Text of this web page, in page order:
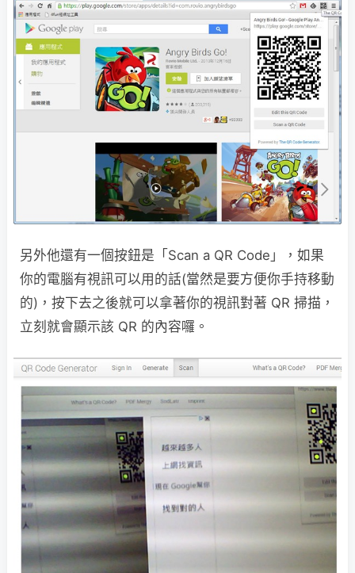
另外他還有一個按鈕是「Scan a QR Code」，如果
你的電腦有視訊可以用的話(當然是要方便你手持移動
的)，按下去之後就可以拿著你的視訊對著 QR 掃描，
立刻就會顯示該 QR 的內容囉。